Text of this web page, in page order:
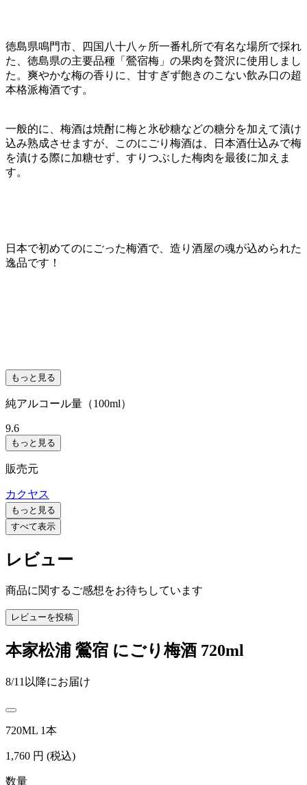
徳島県鳴門市、四国八十八ヶ所一番札所で有名な場所で採れ
た、徳島県の主要品種「鶯宿梅」の果肉を贅沢に使用しまし
た。爽やかな梅の香りに、甘すぎず飽きのこない飲み口の超
本格派梅酒です。
一般的に、梅酒は焼酎に梅と氷砂糖などの糖分を加えて漬け
込み熟成させますが、このにごり梅酒は、日本酒仕込みで梅
を漬ける際に加糖せず、すりつぶした梅肉を最後に加えま
す。
日本で初めてのにごった梅酒で、造り酒屋の魂が込められた
逸品です！
もっと見る
純アルコール量（100ml）
9.6
もっと見る
販売元
カクヤス
もっと見る
すべて表示
レビュー
商品に関するご感想をお待ちしています
レビューを投稿
本家松浦 鶯宿 にごり梅酒 720ml
8/11以降にお届け
720ML 1本
1,760 円 (税込)
数量